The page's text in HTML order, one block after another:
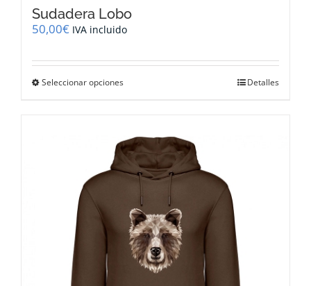
Sudadera Lobo
50,00€ IVA incluido
Seleccionar opciones
variantes.
Las
opciones
se
pueden
elegir
en
la
página
de
producto
Detalles